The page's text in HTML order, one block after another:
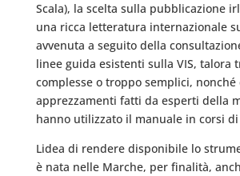
Scala), la scelta sulla pubblicazione
una ricca letteratura internazionale
avvenuta a seguito della
linee guida esistenti sulla VIS, talora
complesse o troppo semplici, nonché
apprezzamenti fatti da esperti della
hanno utilizzato il manuale in corsi
Lidea di rendere disponibile lo
è nata nelle Marche, per finalità,